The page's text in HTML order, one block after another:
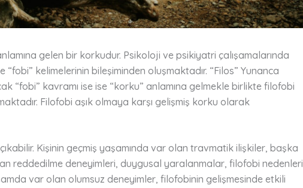
gelen bir korkudur. Psikoloji ve psikiyatri çalışamalarında
“fobi” kelimelerinin bileşiminden oluşmaktadır. “Filos” Yunanca
“fobi” kavramı ise ise “korku” anlamına gelmekle birlikte filofobi
Filofobi aşık olmaya karşı gelişmiş korku olarak
Kişinin geçmiş yaşamında var olan travmatik ilişkiler, başka
reddedilme deneyimleri, duygusal yaralanmalar, filofobi nedenleri
var olan olumsuz deneyimler, filofobinin gelişmesinde etkili